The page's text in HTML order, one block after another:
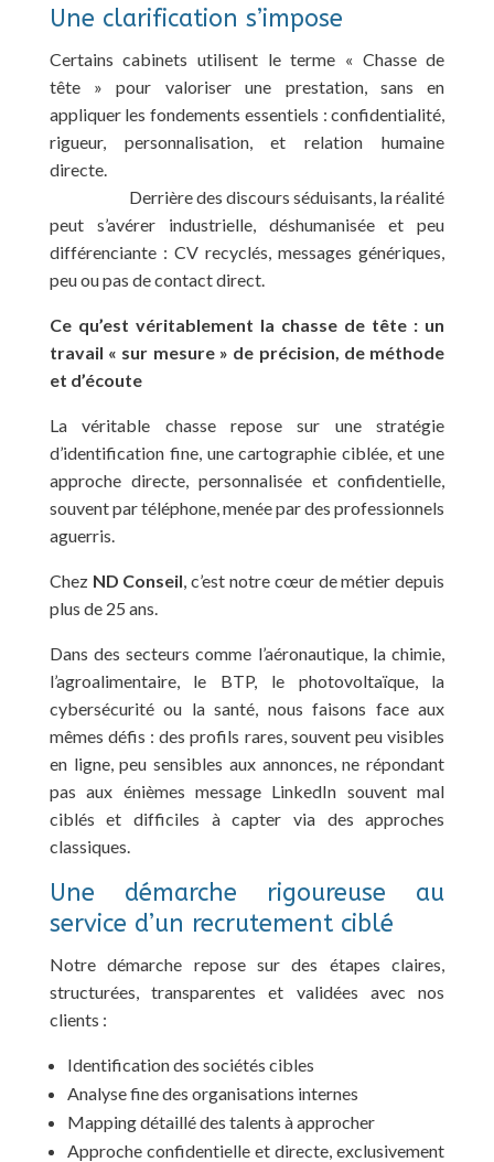
Une clarification s’impose
Certains cabinets utilisent le terme « Chasse de
tête » pour valoriser une prestation, sans en
appliquer les fondements essentiels : confidentialité,
rigueur, personnalisation, et relation humaine
directe.
Derrière des discours séduisants, la réalité
peut s’avérer industrielle, déshumanisée et peu
différenciante : CV recyclés, messages génériques,
peu ou pas de contact direct.
Ce qu’est véritablement la chasse de tête : un
travail « sur mesure » de précision, de méthode
et d’écoute
La véritable chasse repose sur une stratégie
d’identification fine, une cartographie ciblée, et une
approche directe, personnalisée et confidentielle,
souvent par téléphone, menée par des professionnels
aguerris.
Chez ND Conseil , c’est notre cœur de métier depuis
plus de 25 ans.
Dans des secteurs comme l’aéronautique, la chimie,
l’agroalimentaire, le BTP, le photovoltaïque, la
cybersécurité ou la santé, nous faisons face aux
mêmes défis : des profils rares, souvent peu visibles
en ligne, peu sensibles aux annonces, ne répondant
pas aux énièmes message LinkedIn souvent mal
ciblés et difficiles à capter via des approches
classiques.
Une démarche rigoureuse au
service d’un recrutement ciblé
Notre démarche repose sur des étapes claires,
structurées, transparentes et validées avec nos
clients :
Identification des sociétés cibles
Analyse fine des organisations internes
Mapping détaillé des talents à approcher
Approche confidentielle et directe, exclusivement